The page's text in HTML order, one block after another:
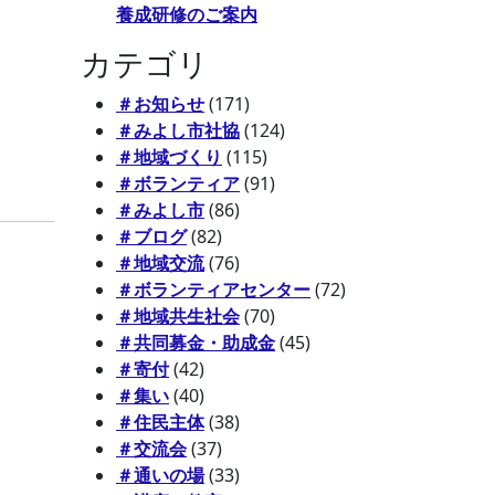
養成研修のご案内
カテゴリ
＃お知らせ(171)
＃みよし市社協(124)
＃地域づくり (115)
＃ボランティア(91)
＃みよし市(86)
＃ブログ(82)
＃地域交流(76)
＃ボランティアセンター(72)
＃地域共生社会(70)
＃共同募金・助成金(45)
＃寄付(42)
＃集い(40)
＃住民主体(38)
＃交流会(37)
＃通いの場(33)